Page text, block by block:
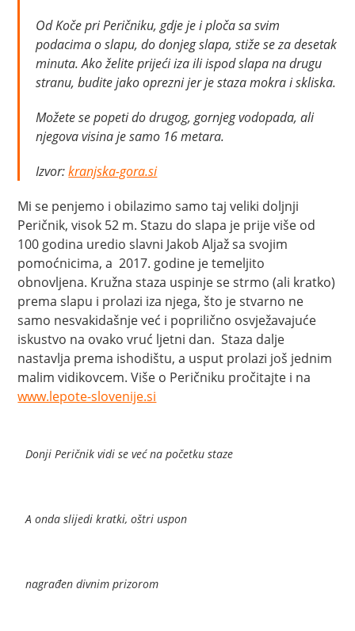
Od Koče pri Peričniku, gdje je i ploča sa svim
podacima o slapu, do donjeg slapa, stiže se za desetak
minuta. Ako želite prijeći iza ili ispod slapa na drugu
stranu, budite jako oprezni jer je staza mokra i skliska.
Možete se popeti do drugog, gornjeg vodopada, ali
njegova visina je samo 16 metara.
Izvor:kranjska-gora.si
Mi se penjemo i obilazimo samo taj veliki doljnji
Peričnik, visok 52 m. Stazu do slapa je prije više od
100 godina uredio slavni Jakob Aljaž sa svojim
pomoćnicima, a 2017. godine je temeljito
obnovljena. Kružna staza uspinje se strmo (ali kratko)
prema slapu i prolazi iza njega, što je stvarno ne
samo nesvakidašnje već i poprilično osvježavajuće
iskustvo na ovako vruć ljetni dan. Staza dalje
nastavlja prema ishodištu, a usput prolazi još jednim
malim vidikovcem. Više o Peričniku pročitajte i na
www.lepote-slovenije.si
Donji Peričnik vidi se već na početku staze
A onda slijedi kratki, oštri uspon
nagrađen divnim prizorom